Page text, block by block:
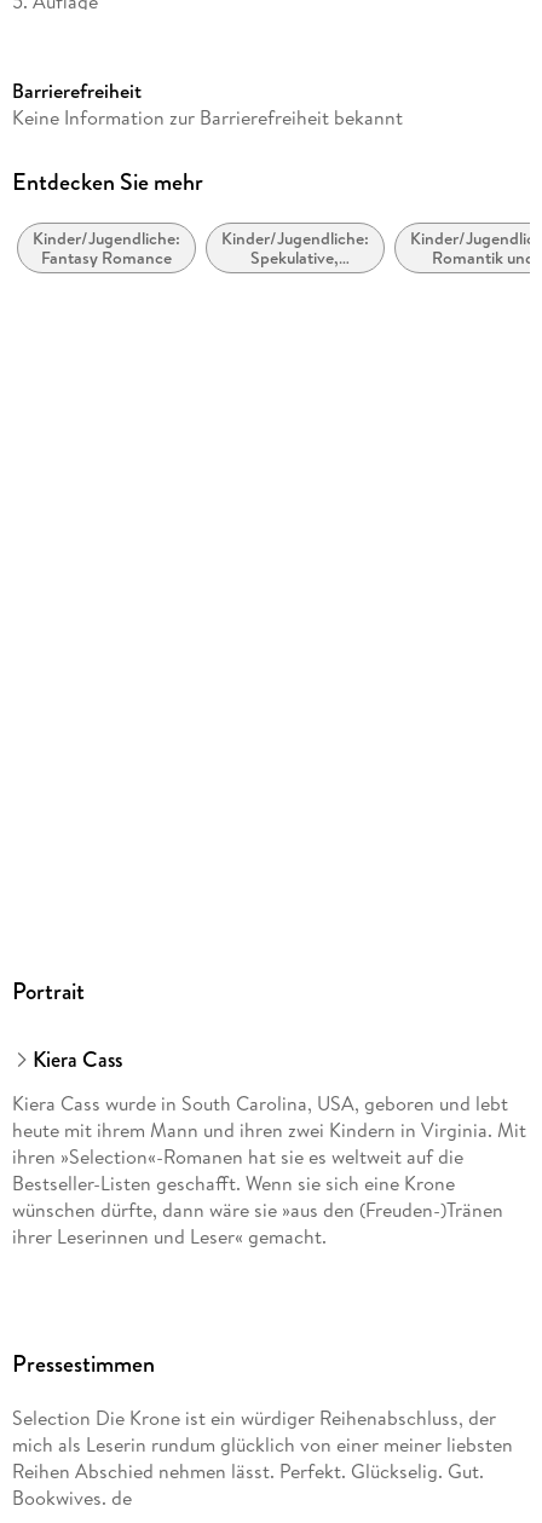
Altersempfehlung
Reihe
Autor/Autorin
Kiera Cass
Frankfurt am Main, Fischer Sauerländer GmbH,
produktsicherheit@fischer-sauerlaender.de
Barrierefreiheit
Keine Information zur Barrierefreiheit bekannt
Entdecken Sie mehr
Kinder/Jugendliche:
Fantasy Romance
Kinder/Jugendliche:
Spekulative,
utopische und
Kinder/
Romantik und
Portrait
Kiera Cass
Kiera Cass wurde in South Carolina, USA, geboren und lebt
heute mit ihrem Mann und ihren zwei Kindern in Virginia. Mit
ihren »Selection«-Romanen hat sie es weltweit auf die
Bestseller-Listen geschafft. Wenn sie sich eine Krone
wünschen dürfte, dann wäre sie »aus den (Freuden-)Tränen
ihrer Leserinnen und Leser« gemacht.
Pressestimmen
Selection Die Krone ist ein würdiger Reihenabschluss, der
mich als Leserin rundum glücklich von einer meiner liebsten
Reihen Abschied nehmen lässt. Perfekt. Glückselig. Gut.
Bookwives. de